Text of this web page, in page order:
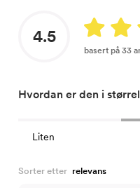
4.5
basert på 33
Hvordan er den i
Liten
Sorter etter